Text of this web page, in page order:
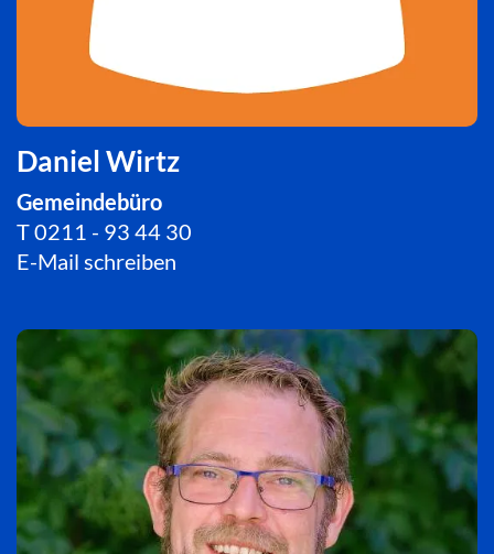
Daniel Wirtz
Gemeindebüro
T0211 - 93 44 30
E-Mail schreiben